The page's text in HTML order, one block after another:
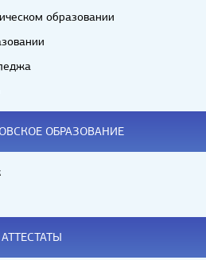
образовании
ОБРАЗОВАНИЕ
АТТЕСТАТЫ